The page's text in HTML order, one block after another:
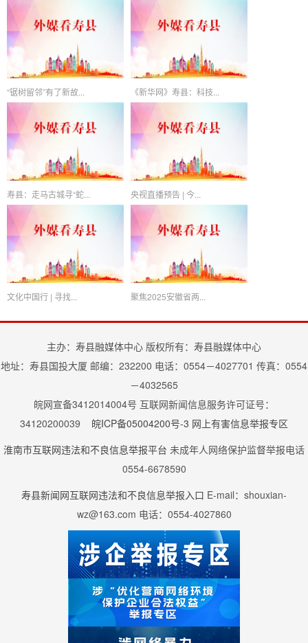
“锯树留邻”有了新故... 《新华网》寿县：科技...
寿县：走马古城寻“蛇... 央视直播预告 | 今...
文化中国行 | 寻找... 聚焦2025安徽省两...
主办：寿县融媒体中心 版权所有：寿县融媒体中心
地址：寿县国投大厦 邮编：232200 电话：0554－4027701 传真：0554
－4032565
皖网宣备3412014004号 互联网新闻信息服务许可证号：
34120200039 皖ICP备05004200号-3 网上有害信息举报专区
淮南市互联网违法和不良信息举报平台 未成年人网络保护监督举报电话
0554-6678590
寿县新闻网互联网违法和不良信息举报入口 E-mail：shouxian-
wz@163.com 电话：0554-4027860